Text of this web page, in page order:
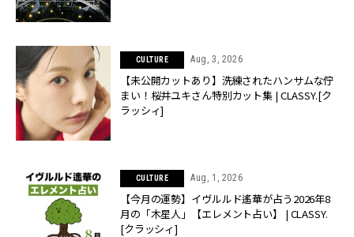
CULTURE Aug, 3, 2026
【未公開カットあり】洗練されたハンサムな佇
まい！桜井ユキさん特別カット集 | CLASSY.[ク
ラッシィ]
CULTURE Aug, 1, 2026
【今月の運勢】イヴルルド遙華が占う2026年8
月の「木星人」【エレメント占い】 | CLASSY.
[クラッシィ]